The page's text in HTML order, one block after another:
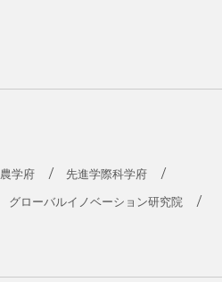
農学府 先進学際科学府
グローバルイノベーション研究院